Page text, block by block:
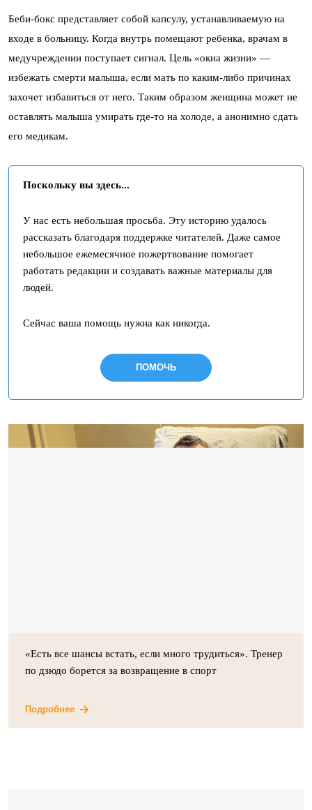
Беби-бокс представляет собой капсулу, устанавливаемую на
входе в больницу. Когда внутрь помещают ребенка, врачам в
медучреждении поступает сигнал. Цель «окна жизни» —
избежать смерти малыша, если мать по каким-либо причинах
захочет избавиться от него. Таким образом женщина может не
оставлять малыша умирать где-то на холоде, а анонимно сдать
его медикам.
Поскольку вы здесь...
У нас есть небольшая просьба. Эту историю удалось
рассказать благодаря поддержке читателей. Даже самое
небольшое ежемесячное пожертвование помогает
работать редакции и создавать важные материалы для
людей.
Сейчас ваша помощь нужна как никогда.
ПОМОЧЬ
«Есть все шансы встать, если много трудиться». Тренер
по дзюдо борется за возвращение в спорт
Подробнее